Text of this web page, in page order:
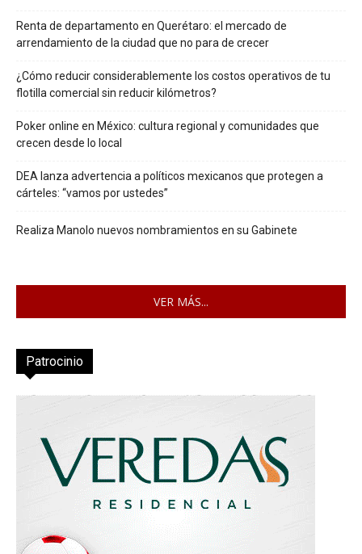
Renta de departamento en Querétaro: el mercado de
arrendamiento de la ciudad que no para de crecer
¿Cómo reducir considerablemente los costos operativos de tu
flotilla comercial sin reducir kilómetros?
Poker online en México: cultura regional y comunidades que
crecen desde lo local
DEA lanza advertencia a políticos mexicanos que protegen a
cárteles: “vamos por ustedes”
Realiza Manolo nuevos nombramientos en su Gabinete
VER MÁS...
Patrocinio